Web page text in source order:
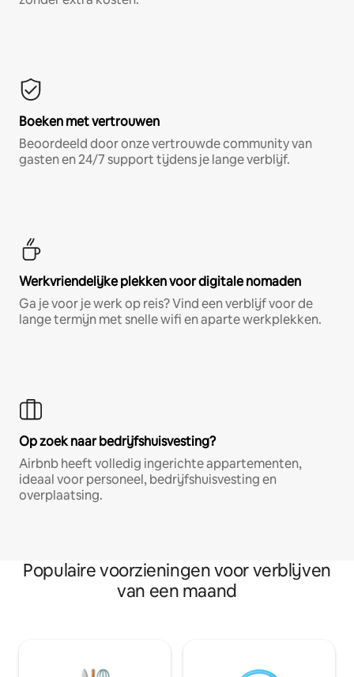
Boeken met vertrouwen
Beoordeeld door onze vertrouwde community van
gasten en 24/7 support tijdens je lange verblijf.
Werkvriendelijke plekken voor digitale nomaden
Ga je voor je werk op reis? Vind een verblijf voor de
lange termijn met snelle wifi en aparte werkplekken.
Op zoek naar bedrijfshuisvesting?
Airbnb heeft volledig ingerichte appartementen,
ideaal voor personeel, bedrijfshuisvesting en
overplaatsing.
Populaire voorzieningen voor verblijven
van een maand